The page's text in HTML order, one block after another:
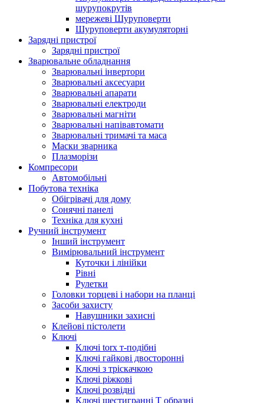
шурупокрутів
мережеві Шуруповерти
Шуруповерти акумуляторні
Зарядні пристрої
Зарядні пристрої
Зварювальне обладнання
Зварювальні інвертори
Зварювальні аксесуари
Зварювальні апарати
Зварювальні електроди
Зварювальні магніти
Зварювальні напівавтомати
Зварювальні тримачі та маса
Маски зварника
Плазморізи
Компресори
Автомобільні
Побутова техніка
Обігрівачі для дому
Сонячні панелі
Техніка для кухні
Ручний інструмент
Інший інструмент
Вимірювальний інструмент
Куточки і лінійки
Рівні
Рулетки
Головки торцеві і набори на планці
Засоби захисту
Навушники захисні
Клейові пістолети
Ключі
Ключі torx т-подібні
Ключі гайкові двосторонні
Ключі з тріскачкою
Ключі ріжкові
Ключі розвідні
Ключі шестигранні Т образні